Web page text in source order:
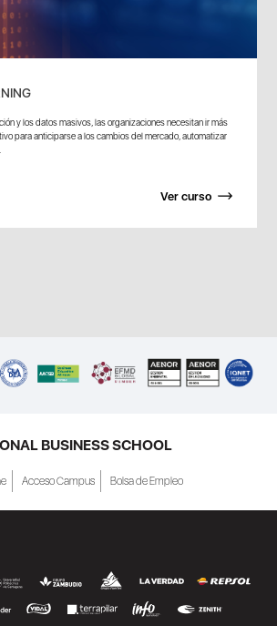
y los datos masivos, las organizaciones necesitan ir más
para anticiparse a los cambios del mercado, automatizar
Ver curso
BUSINESS SCHOOL
Acceso Campus Bolsa de Empleo